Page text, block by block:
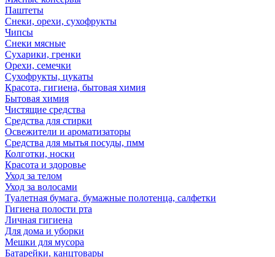
Паштеты
Снеки, орехи, сухофрукты
Чипсы
Снеки мясные
Сухарики, гренки
Орехи, семечки
Сухофрукты, цукаты
Красота, гигиена, бытовая химия
Бытовая химия
Чистящие средства
Средства для стирки
Освежители и ароматизаторы
Средства для мытья посуды, пмм
Колготки, носки
Красота и здоровье
Уход за телом
Уход за волосами
Туалетная бумага, бумажные полотенца, салфетки
Гигиена полости рта
Личная гигиена
Для дома и уборки
Мешки для мусора
Батарейки, канцтовары